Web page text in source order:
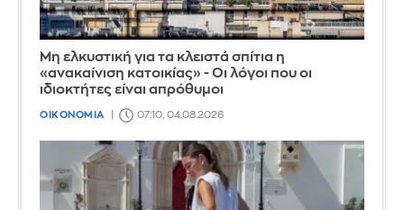
Μη ελκυστική για τα κλειστά σπίτια η
«ανακαίνιση κατοικίας» - Οι λόγοι που οι
ιδιοκτήτες είναι απρόθυμοι
ΟΙΚΟΝΟΜΙΑ 07:10, 04.08.2026